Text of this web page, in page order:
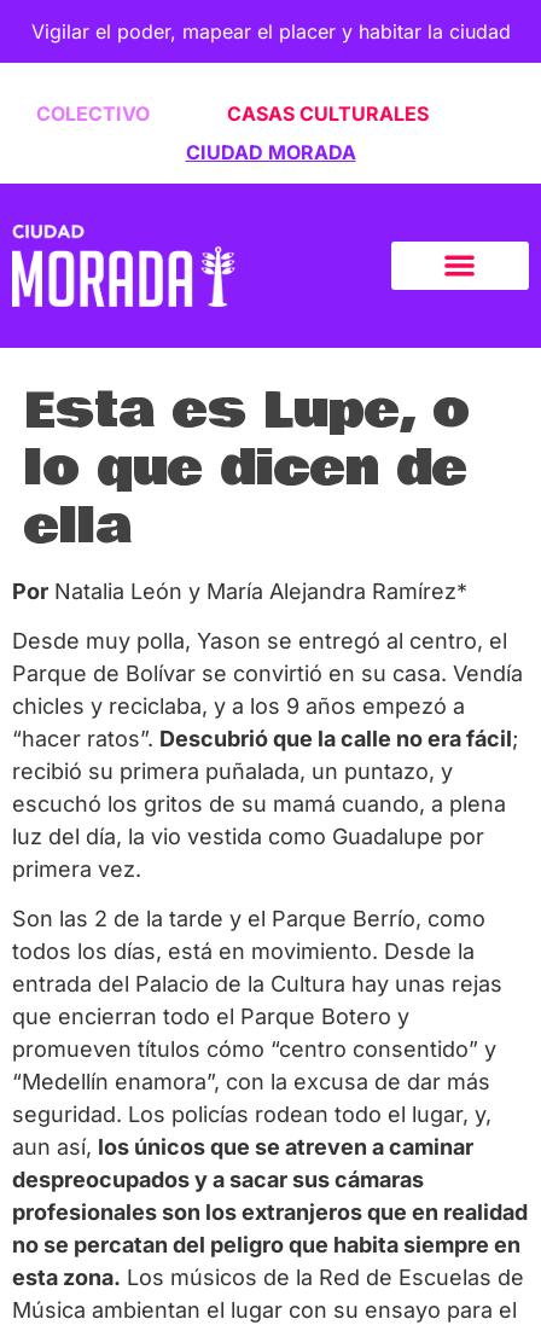
Vigilar el poder, mapear el placer y habitar la ciudad
COLECTIVO
CASAS CULTURALES
CIUDAD MORADA
Esta es Lupe, o
lo que dicen de
ella
Por Natalia León y María Alejandra Ramírez*
Desde muy polla, Yason se entregó al centro, el
Parque de Bolívar se convirtió en su casa. Vendía
chicles y reciclaba, y a los 9 años empezó a
“hacer ratos”. Descubrió que la calle no era fácil;
recibió su primera puñalada, un puntazo, y
escuchó los gritos de su mamá cuando, a plena
luz del día, la vio vestida como Guadalupe por
primera vez.
Son las 2 de la tarde y el Parque Berrío, como
todos los días, está en movimiento. Desde la
entrada del Palacio de la Cultura hay unas rejas
que encierran todo el Parque Botero y
promueven títulos cómo “centro consentido” y
“Medellín enamora”, con la excusa de dar más
seguridad. Los policías rodean todo el lugar, y,
aun así, los únicos que se atreven a caminar
despreocupados y a sacar sus cámaras
profesionales son los extranjeros que en realidad
no se percatan del peligro que habita siempre en
esta zona. Los músicos de la Red de Escuelas de
Música ambientan el lugar con su ensayo para el